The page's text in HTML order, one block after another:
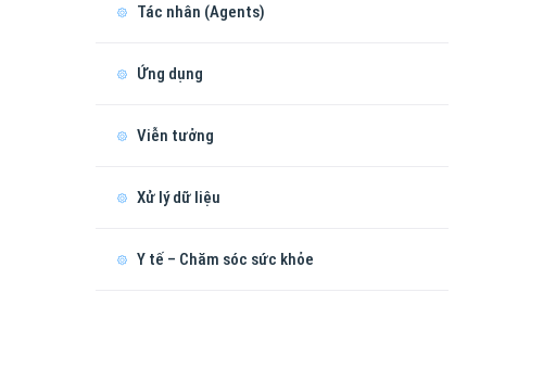
Tác nhân (Agents)
Ứng dụng
Viễn tưởng
Xử lý dữ liệu
Y tế – Chăm sóc sức khỏe